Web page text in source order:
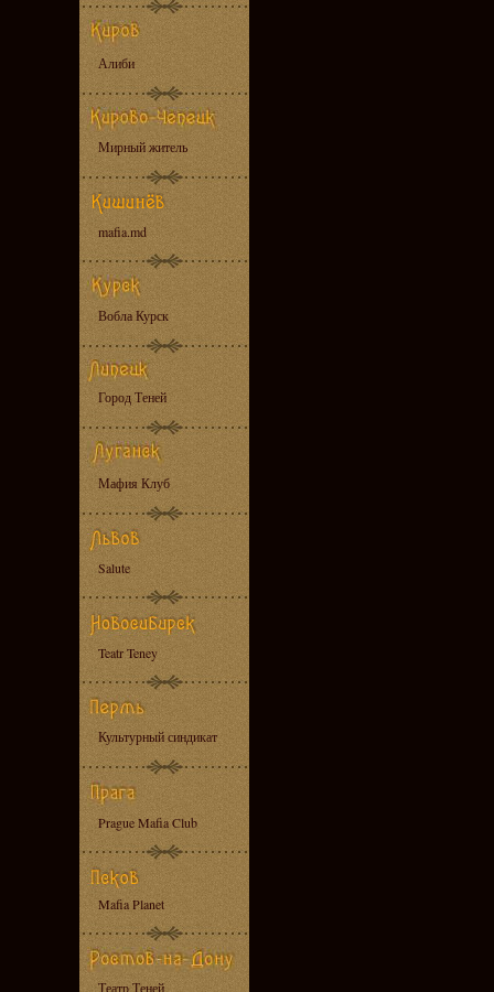
Алиби
Мирный житель
mafia.md
Вобла Курск
Город Теней
Мафия Клуб
Salute
Teatr Teney
Культурный синдикат
Prague Mafia Club
Mafia Planet
Театр Теней